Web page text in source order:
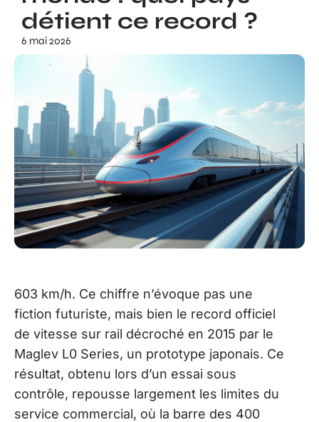
détient ce record ?
6 mai 2026
603 km/h. Ce chiffre n’évoque pas une
fiction futuriste, mais bien le record officiel
de vitesse sur rail décroché en 2015 par le
Maglev L0 Series, un prototype japonais. Ce
résultat, obtenu lors d’un essai sous
contrôle, repousse largement les limites du
service commercial, où la barre des 400